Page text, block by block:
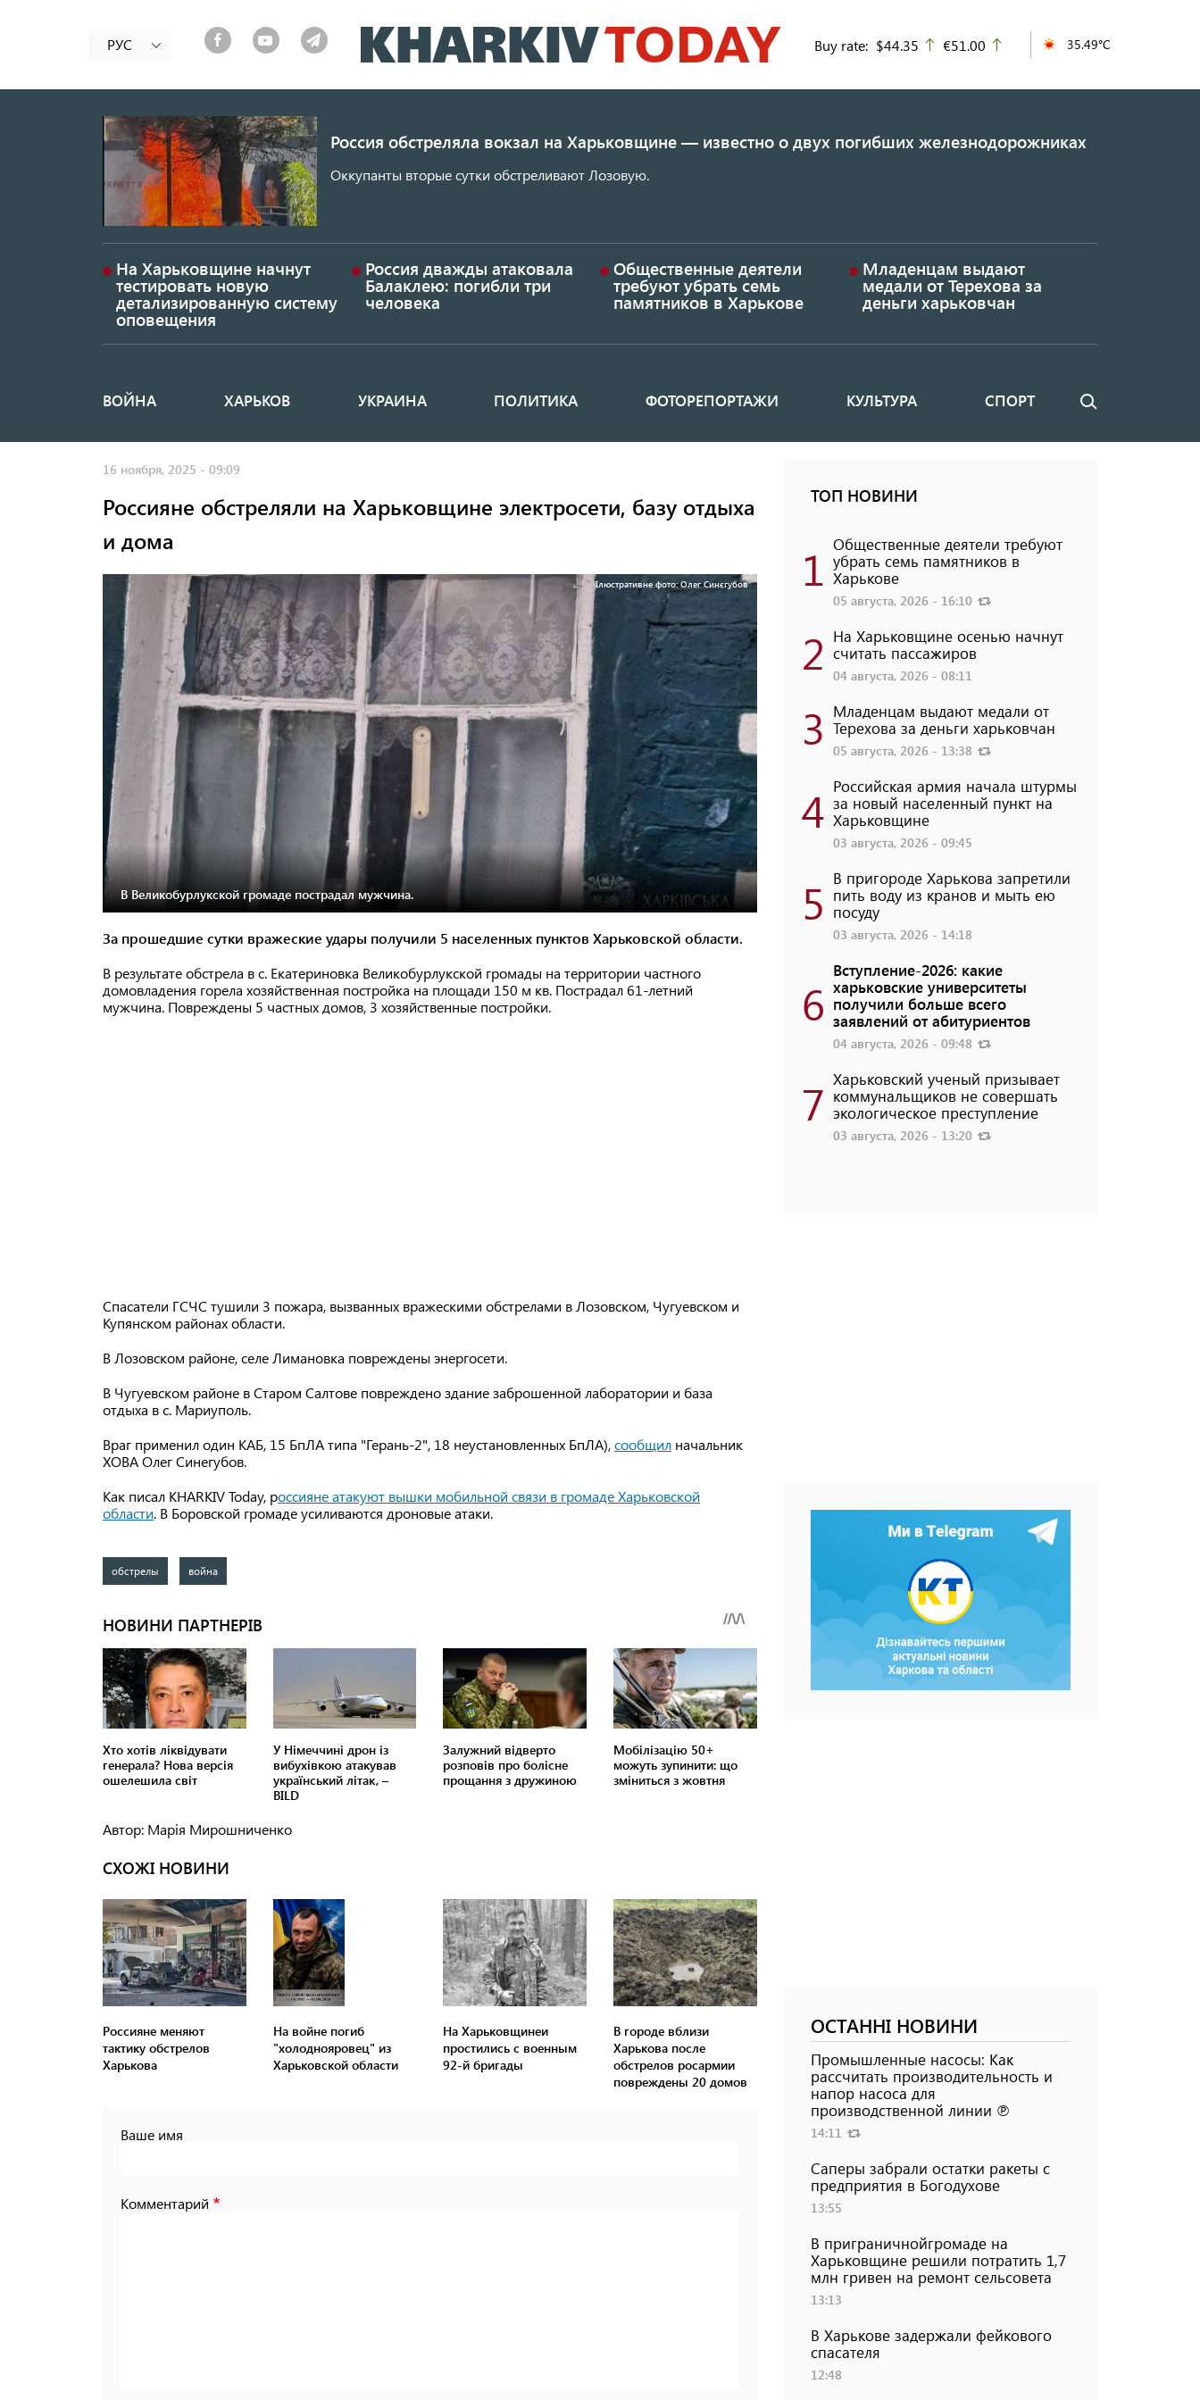
к
основному
РУС Buy rate: $44.35 up
€51.00 35.49°C
Россия обстреляла вокзал на Харьковщине — известно о двух погибших железнодорожниках
Оккупанты вторые сутки обстреливают Лозовую.
На Харьковщине начнут
тестировать новую
детализированную систему
оповещения
Россия дважды атаковала
Балаклею: погибли три
человека
Общественные деятели
требуют убрать семь
памятников в Харькове
Младенцам выдают
медали от Терехова за
деньги харьковчан
Основная
ВОЙНА ХАРЬКОВ УКРАИНА ПОЛИТИКА ФОТОРЕПОРТАЖИ КУЛЬТУРА СПОРТ Поиск
16 ноября, 2025 - 09:09
Россияне обстреляли на Харьковщине электросети, базу отдыха
и дома
Ілюстративне фото: Олег Синєгубов
В Великобурлукской громаде пострадал мужчина.
За прошедшие сутки вражеские удары получили 5 населенных пунктов Харьковской области.
В результате обстрела в с. Екатериновка Великобурлукской громады на территории частного
домовладения горела хозяйственная постройка на площади 150 м кв. Пострадал 61-летний
мужчина. Повреждены 5 частных домов, 3 хозяйственные постройки.
Спасатели ГСЧС тушили 3 пожара, вызванных вражескими обстрелами в Лозовском, Чугуевском и
Купянском районах области.
В Лозовском районе, селе Лимановка повреждены энергосети.
В Чугуевском районе в Старом Салтове повреждено здание заброшенной лаборатории и база
отдыха в с. Мариуполь.
Враг применил один КАБ, 15 БпЛА типа "Герань-2", 18 неустановленных БпЛА),сообщил начальник
ХОВА Олег Синегубов.
Как писал KHARKIV Today, россияне атакуют вышки мобильной связи в громаде Харьковской
области. В Боровской громаде усиливаются дроновые атаки.
обстрелы война
Автор: Марія Мирошниченко
СХОЖІ НОВИНИ
Россияне меняют
тактику обстрелов
Харькова
На войне погиб
"холоднояровец" из
Харьковской области
На Харьковщинеи
простились с военным
92-й бригады
В городе вблизи
Харькова после
обстрелов росармии
повреждены 20 домов
Ваше имя
Комментарий
ТОП НОВИНИ
1 Общественные деятели требуют
убрать семь памятников в
Харькове
05 августа, 2026 - 16:10
2 На Харьковщине осенью начнут
считать пассажиров
04 августа, 2026 - 08:11
3 Младенцам выдают медали от
Терехова за деньги харьковчан
05 августа, 2026 - 13:38
4 Российская армия начала штурмы
за новый населенный пункт на
Харьковщине
03 августа, 2026 - 09:45
5 В пригороде Харькова запретили
пить воду из кранов и мыть ею
посуду
03 августа, 2026 - 14:18
6
Вступление-2026: какие
харьковские университеты
получили больше всего
заявлений от абитуриентов
04 августа, 2026 - 09:48
7 Харьковский ученый призывает
коммунальщиков не совершать
экологическое преступление
03 августа, 2026 - 13:20
ОСТАННІ НОВИНИ
Промышленные насосы: Как
рассчитать производительность и
напор насоса для
производственной линии ℗
14:11
Саперы забрали остатки ракеты с
предприятия в Богодухове
13:55
В приграничнойгромаде на
Харьковщине решили потратить 1,7
млн ​​гривен на ремонт сельсовета
13:13
В Харькове задержали фейкового
спасателя
12:48